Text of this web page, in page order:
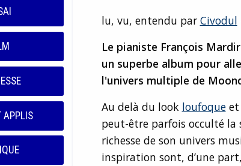
APPLIS
lu, vu, entendu par Civodul
Le pianiste François
un superbe album pour
l'univers multiple de
Au delà du look loufoqueet
peut-être parfois occulté
richesse de son univers
inspiration sont, d’une